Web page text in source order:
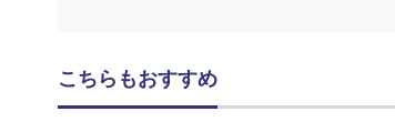
こちらもおすすめ